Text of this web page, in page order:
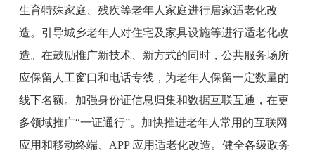
生育特殊家庭、残疾等老年人家庭进行居家适老化改
造。引导城乡老年人对住宅及家具设施等进行适老化改
造。在鼓励推广新技术、新方式的同时，公共服务场所
应保留人工窗口和电话专线，为老年人保留一定数量的
线下名额。加强身份证信息归集和数据互联互通，在更
多领域推广“一证通行”。加快推进老年人常用的互联网
应用和移动终端、APP 应用适老化改造。健全各级政务